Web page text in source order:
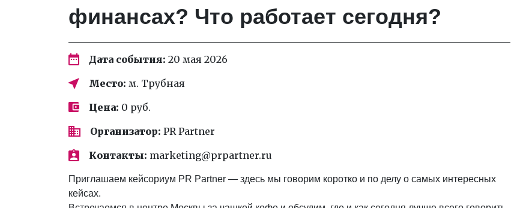
финансах? Что работает сегодня?
Дата события: 20 мая 2026
Место: м. Трубная
Цена: 0 руб.
Организатор: PR Partner
Контакты: marketing@prpartner.ru
Приглашаем кейсориум PR Partner — здесь мы говорим коротко и по делу о самых интересных
кейсах.